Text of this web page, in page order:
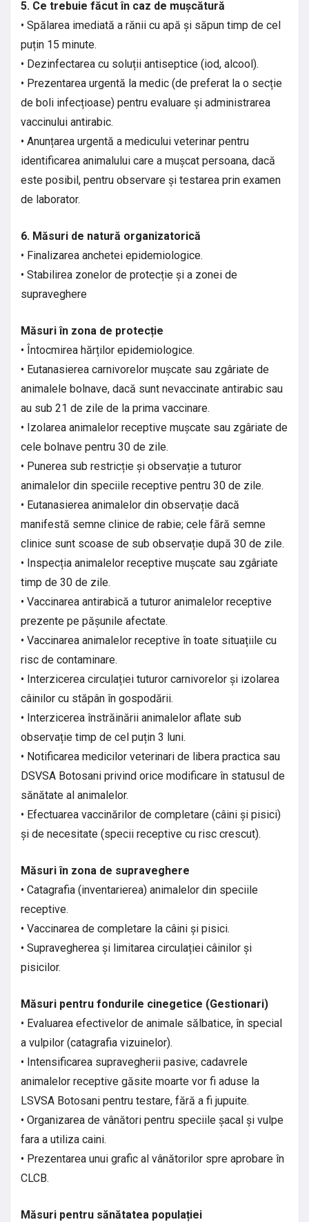
5. Ce trebuie făcut în caz de mușcătură
• Spălarea imediată a rănii cu apă și săpun timp de cel
puțin 15 minute.
• Dezinfectarea cu soluții antiseptice (iod, alcool).
• Prezentarea urgentă la medic (de preferat la o secție
de boli infecțioase) pentru evaluare și administrarea
vaccinului antirabic.
• Anunțarea urgentă a medicului veterinar pentru
identificarea animalului care a mușcat persoana, dacă
este posibil, pentru observare și testarea prin examen
de laborator.
6. Măsuri de natură organizatorică
• Finalizarea anchetei epidemiologice.
• Stabilirea zonelor de protecție și a zonei de
supraveghere
Măsuri în zona de protecție
• Întocmirea hărților epidemiologice.
• Eutanasierea carnivorelor mușcate sau zgâriate de
animalele bolnave, dacă sunt nevaccinate antirabic sau
au sub 21 de zile de la prima vaccinare.
• Izolarea animalelor receptive mușcate sau zgâriate de
cele bolnave pentru 30 de zile.
• Punerea sub restricție și observație a tuturor
animalelor din speciile receptive pentru 30 de zile.
• Eutanasierea animalelor din observație dacă
manifestă semne clinice de rabie; cele fără semne
clinice sunt scoase de sub observație după 30 de zile.
• Inspecția animalelor receptive mușcate sau zgâriate
timp de 30 de zile.
• Vaccinarea antirabică a tuturor animalelor receptive
prezente pe pășunile afectate.
• Vaccinarea animalelor receptive în toate situațiile cu
risc de contaminare.
• Interzicerea circulației tuturor carnivorelor și izolarea
câinilor cu stăpân în gospodării.
• Interzicerea înstrăinării animalelor aflate sub
observație timp de cel puțin 3 luni.
• Notificarea medicilor veterinari de libera practica sau
DSVSA Botosani privind orice modificare în statusul de
sănătate al animalelor.
• Efectuarea vaccinărilor de completare (câini și pisici)
și de necesitate (specii receptive cu risc crescut).
Măsuri în zona de supraveghere
• Catagrafia (inventarierea) animalelor din speciile
receptive.
• Vaccinarea de completare la câini și pisici.
• Supravegherea și limitarea circulației câinilor și
pisicilor.
Măsuri pentru fondurile cinegetice (Gestionari)
• Evaluarea efectivelor de animale sălbatice, în special
a vulpilor (catagrafia vizuinelor).
• Intensificarea supravegherii pasive; cadavrele
animalelor receptive găsite moarte vor fi aduse la
LSVSA Botosani pentru testare, fără a fi jupuite.
• Organizarea de vânători pentru speciile șacal și vulpe
fara a utiliza caini.
• Prezentarea unui grafic al vânătorilor spre aprobare în
CLCB.
Măsuri pentru sănătatea populației